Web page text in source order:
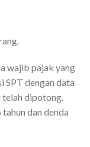
wajib pajak yang
SPT dengan data
telah dipotong.
dan denda